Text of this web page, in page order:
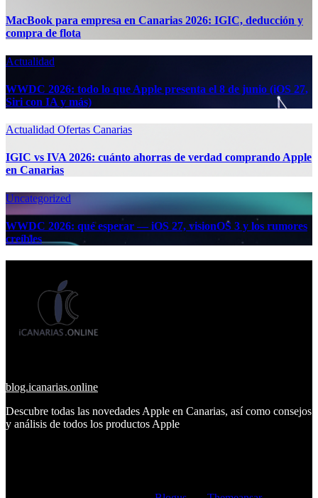
MacBook para empresa en Canarias 2026: IGIC, deducción y
compra de flota
Actualidad
WWDC 2026: todo lo que Apple presenta el 8 de junio (iOS 27,
Siri con IA y más)
Actualidad Ofertas Canarias
IGIC vs IVA 2026: cuánto ahorras de verdad comprando Apple
en Canarias
Uncategorized
WWDC 2026: qué esperar — iOS 27, visionOS 3 y los rumores
creíbles
blog.icanarias.online
Descubre todas las novedades Apple en Canarias, así como consejos
y análisis de todos los productos Apple